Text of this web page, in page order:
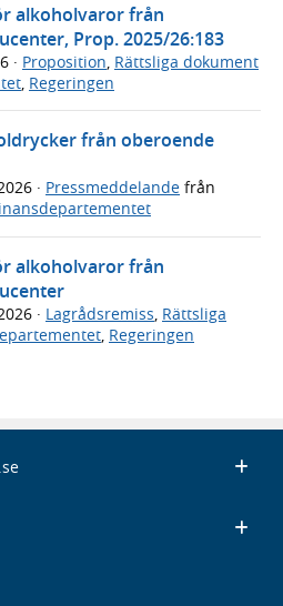
alkoholvaror från
Prop. 2025/26:183
· Proposition Rättsliga dokument
Regeringen
från oberoende
· Pressmeddelande från
alkoholvaror från
· Lagrådsremiss, Rättsliga
, Regeringen